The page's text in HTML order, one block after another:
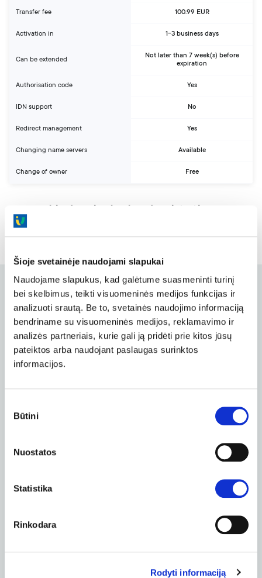
Šioje svetainėje naudojami slapukai
Naudojame slapukus, kad galėtume suasmeninti turinį
bei skelbimus, teikti visuomeninės medijos funkcijas ir
analizuoti srautą. Be to, svetainės naudojimo informaciją
bendriname su visuomeninės medijos, reklamavimo ir
analizės partneriais, kurie gali ją pridėti prie kitos jūsų
pateiktos arba naudojant paslaugas surinktos
informacijos.
pasirinkimas
Būtini
Nuostatos
Statistika
Rinkodara
Rodyti informaciją
Transfer fee 100.99 EUR
Activation in 1-3 business days
Can be extended
Not later than 7 week(s) before
expiration
Authorisation code Yes
IDN support No
Redirect management Yes
Changing name servers Available
Change of owner Free
.bio domain check and registration:
Search
ALL HOSTING SERVICES
Everything you need to become visible
online.
Websites and email